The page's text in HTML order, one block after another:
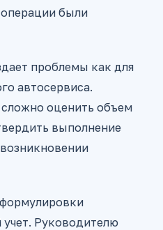
были
проблемы как для
автосервиса.
оценить объем
выполнение
Руководителю